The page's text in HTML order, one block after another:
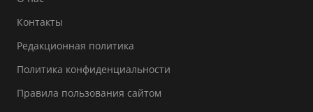
Контакты
Редакционная политика
Политика конфиденциальности
Правила пользования сайтом